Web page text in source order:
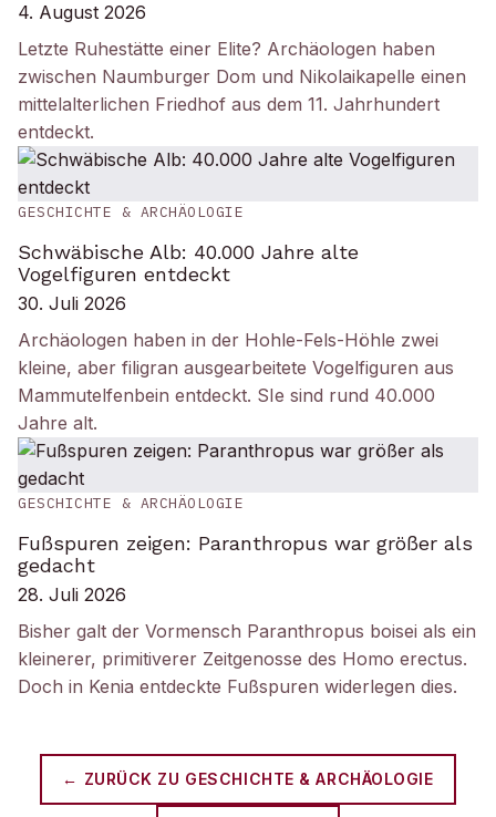
4. August 2026
Letzte Ruhestätte einer Elite? Archäologen haben
zwischen Naumburger Dom und Nikolaikapelle einen
mittelalterlichen Friedhof aus dem 11. Jahrhundert
entdeckt.
GESCHICHTE & ARCHÄOLOGIE
Schwäbische Alb: 40.000 Jahre alte
Vogelfiguren entdeckt
30. Juli 2026
Archäologen haben in der Hohle-Fels-Höhle zwei
kleine, aber filigran ausgearbeitete Vogelfiguren aus
Mammutelfenbein entdeckt. SIe sind rund 40.000
Jahre alt.
GESCHICHTE & ARCHÄOLOGIE
Fußspuren zeigen: Paranthropus war größer als
gedacht
28. Juli 2026
Bisher galt der Vormensch Paranthropus boisei als ein
kleinerer, primitiverer Zeitgenosse des Homo erectus.
Doch in Kenia entdeckte Fußspuren widerlegen dies.
← ZURÜCK ZU GESCHICHTE & ARCHÄOLOGIE